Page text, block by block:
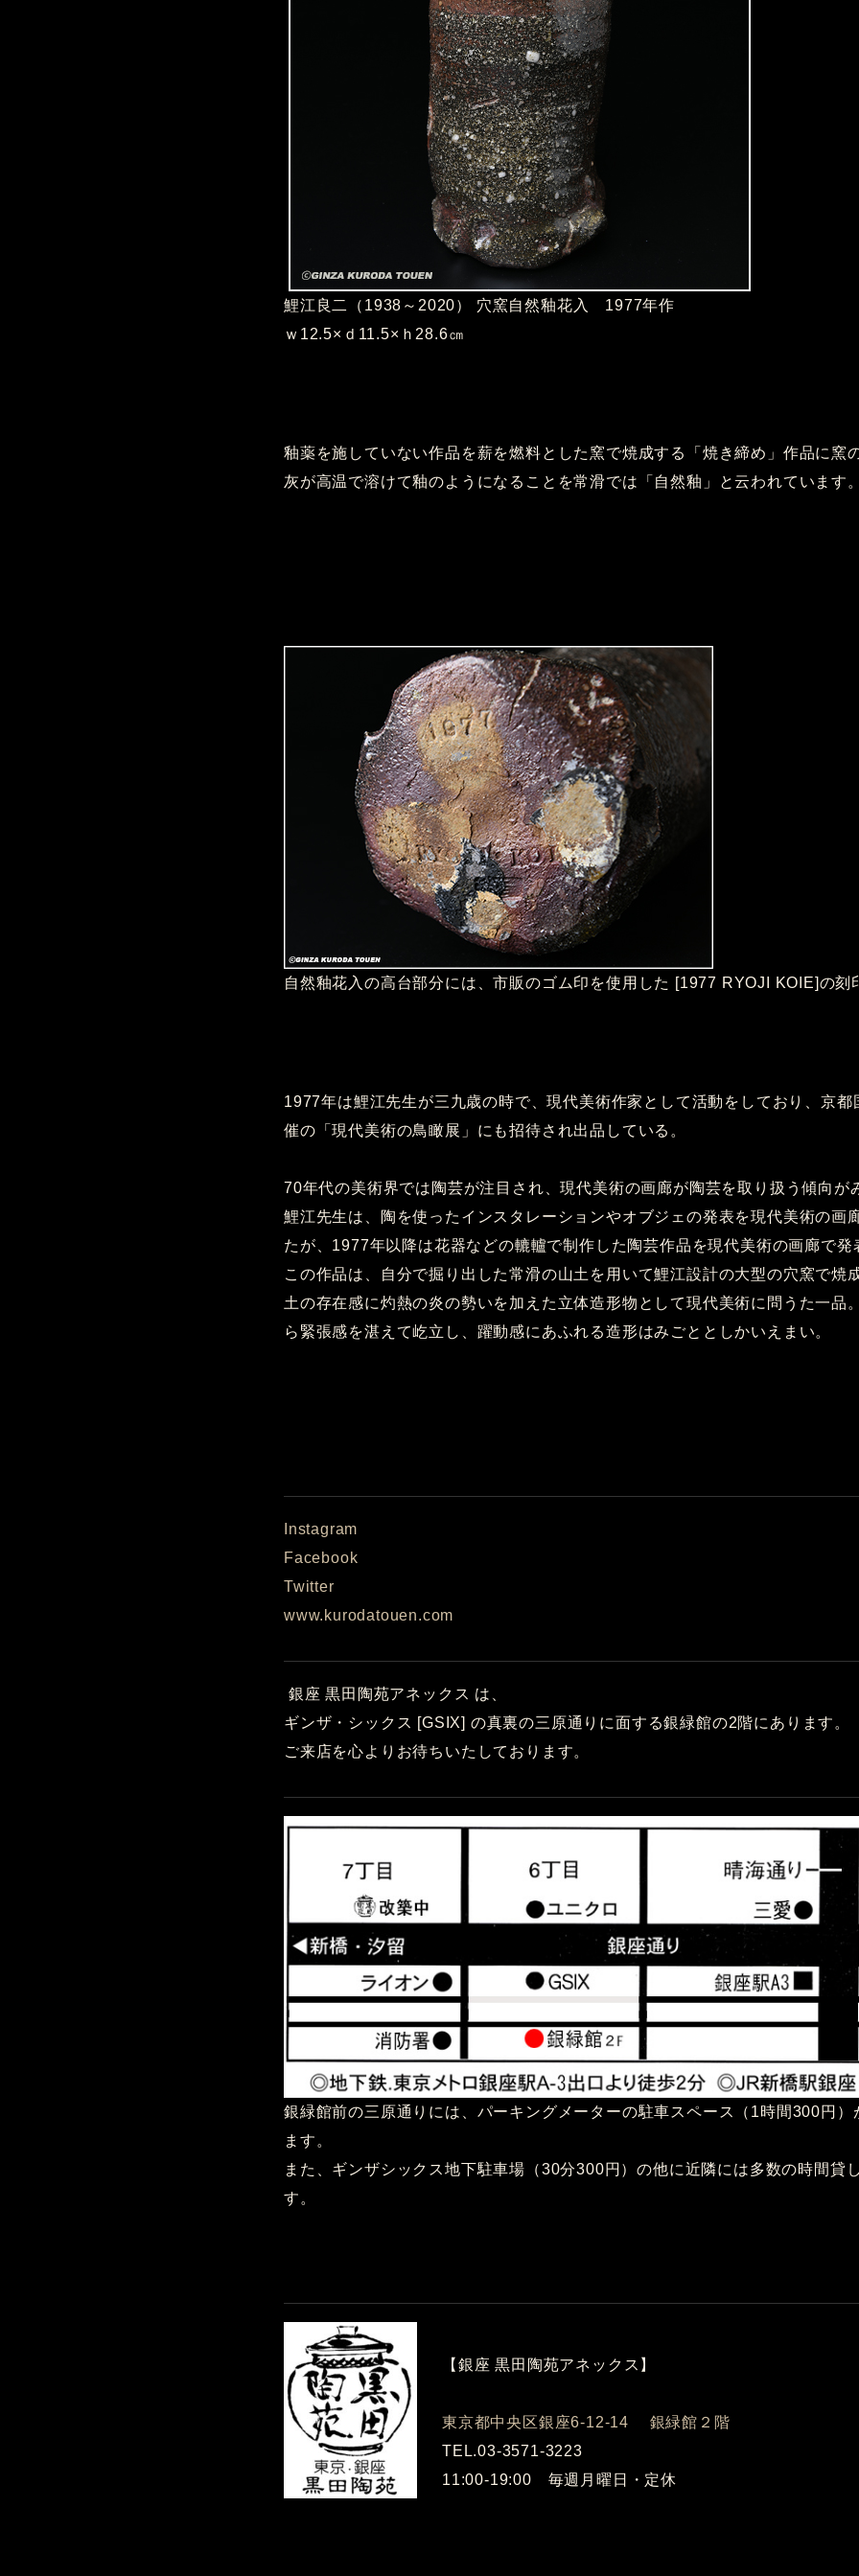
鯉江良二（1938～2020） 穴窯自然釉花入 1977年作
ｗ12.5×ｄ11.5×ｈ28.6㎝
釉薬を施していない作品を薪を燃料とした窯で焼成する「焼き締め」作品に窯
灰が高温で溶けて釉のようになることを常滑では「自然釉」と云われています。
自然釉花入の高台部分には、市販のゴム印を使用した [1977 RYOJI KOIE]の刻
1977年は鯉江先生が三九歳の時で、現代美術作家として活動をしており、京都
催の「現代美術の鳥瞰展」にも招待され出品している。
70年代の美術界では陶芸が注目され、現代美術の画廊が陶芸を取り扱う傾向が
鯉江先生は、陶を使ったインスタレーションやオブジェの発表を現代美術の画
たが、1977年以降は花器などの轆轤で制作した陶芸作品を現代美術の画廊で発
この作品は、自分で掘り出した常滑の山土を用いて鯉江設計の大型の穴窯で焼
土の存在感に灼熱の炎の勢いを加えた立体造形物として現代美術に問うた一品
ら緊張感を湛えて屹立し、躍動感にあふれる造形はみごととしかいえまい。
Instagram
Facebook
Twitter
www.kurodatouen.com
銀座 黒田陶苑アネックス は、
ギンザ・シックス [GSIX] の真裏の三原通りに面する銀緑館の2階にあります。
ご来店を心よりお待ちいたしております。
銀緑館前の三原通りには、パーキングメーターの駐車スペース（1時間300円）
ます。
また、ギンザシックス地下駐車場（30分300円）の他に近隣には多数の時間貸
す。
【銀座 黒田陶苑アネックス】
東京都中央区銀座6-12-14 銀緑館２階
TEL.03-3571-3223
11:00-19:00 毎週月曜日・定休